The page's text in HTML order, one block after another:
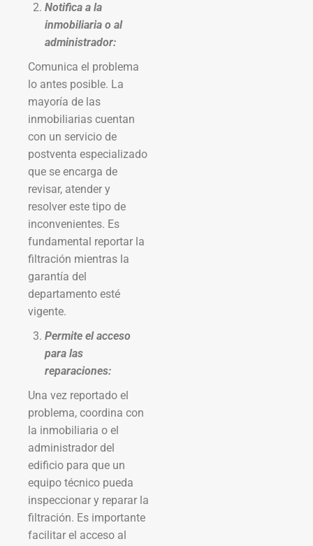
Notifica a la
inmobiliaria o al
administrador:
Comunica el problema
lo antes posible. La
mayoría de las
inmobiliarias cuentan
con un servicio de
postventa especializado
que se encarga de
revisar, atender y
resolver este tipo de
inconvenientes. Es
fundamental reportar la
filtración mientras la
garantía del
departamento esté
vigente.
Permite el acceso
para las
reparaciones:
Una vez reportado el
problema, coordina con
la inmobiliaria o el
administrador del
edificio para que un
equipo técnico pueda
inspeccionar y reparar la
filtración. Es importante
facilitar el acceso al